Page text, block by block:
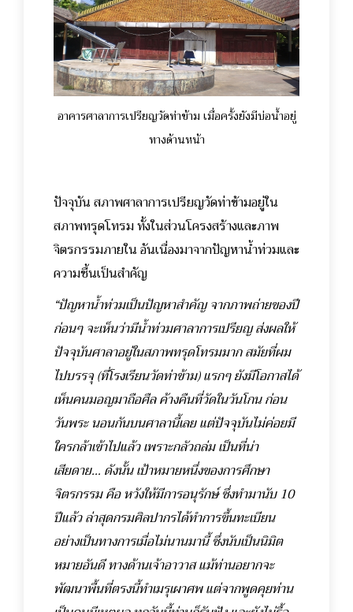
อาคารศาลาการเปรียญวัดท่าข้าม เมื่อครั้งยังมีบ่อน้ำอยู่
ทางด้านหน้า
ปัจจุบัน สภาพศาลาการเปรียญวัดท่าข้ามอยู่ใน
สภาพทรุดโทรม ทั้งในส่วนโครงสร้างและภาพ
จิตรกรรมภายใน อันเนื่องมาจากปัญหาน้ำท่วมและ
ความชื้นเป็นสำคัญ
“ปัญหาน้ำท่วมเป็นปัญหาสำคัญ จากภาพถ่ายของปี
ก่อนๆ จะเห็นว่ามีน้ำท่วมศาลาการเปรียญ ส่งผลให้
ปัจจุบันศาลาอยู่ในสภาพทรุดโทรมมาก สมัยที่ผม
ไปบรรจุ (ที่โรงเรียนวัดท่าข้าม) แรกๆ ยังมีโอกาสได้
เห็นคนมอญมาถือศืล ค้างคืนที่วัดในวันโกน ก่อน
วันพระ นอนกันบนศาลานี้เลย แต่ปัจจุบันไม่ค่อยมี
ใครกล้าเข้าไปแล้ว เพราะกลัวถล่ม เป็นที่น่า
เสียดาย… ดังนั้น เป้าหมายหนึ่งของการศึกษา
จิตรกรรม คือ หวังให้มีการอนุรักษ์ ซึ่งทำมานับ 10
ปีแล้ว ล่าสุดกรมศิลปากรได้ทำการขึ้นทะเบียน
อย่างเป็นทางการเมื่อไม่นานมานี้ ซึ่งนับเป็นนิมิต
หมายอันดี ทางด้านเจ้าอาวาส แม้ท่านอยากจะ
พัฒนาพื้นที่ตรงนี้ทำเมรุเผาศพ แต่จากพูดคุยท่าน